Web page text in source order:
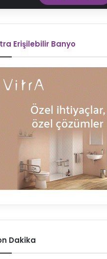
Erişilebilir Banyo
Dakika